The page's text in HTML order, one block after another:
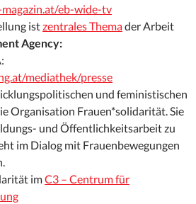
eb-wide-tv
istzentrales Themader Arbeit
Agency:
mediathek/presse
und feministischen
Organisation Frauen*solidarität. Sie
und Öffentlichkeitsarbeit zu
im Dialog mit Frauenbewegungen
imC3 – Centrum für